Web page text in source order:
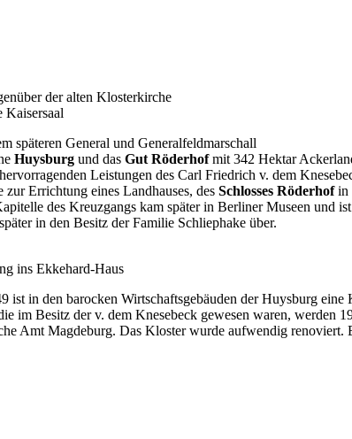
der alten Klosterkirche
Kaisersaal
späteren General und Generalfeldmarschall
Huysburg und das Gut Röderhofmit 342 Hektar
Leistungen des Carl Friedrich v. dem
Errichtung eines Landhauses, des Schlosses Röderhofin
des Kreuzgangs kam später in Berliner Museen und
in den Besitz der Familie Schliephake über.
ins Ekkehard-Haus
ist in den barocken Wirtschaftsgebäuden der Huysburg
im Besitz der v. dem Knesebeck gewesen waren, werden
Amt Magdeburg. Das Kloster wurde aufwendig renoviert.